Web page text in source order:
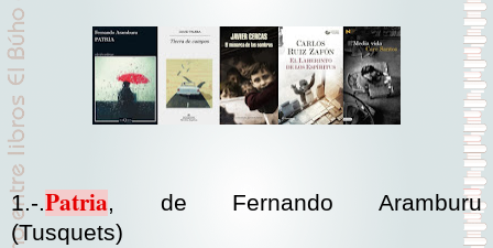
1.-.Patria, de Fernando Aramburu
(Tusquets)